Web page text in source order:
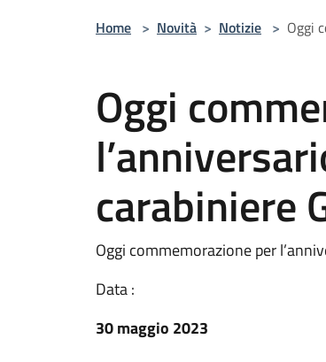
Home > Novità > Notizie > Oggi
Oggi
carabiniere
Oggi commemorazione per
Data :
30 maggio 2023